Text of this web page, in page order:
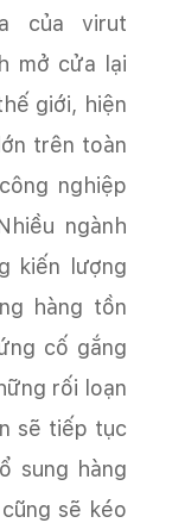
của virut
mở cửa lại
giới, hiện
trên toàn
nghiệp
ngành
kiến lượng
hàng tồn
cố gắng
rối loạn
sẽ tiếp tục
sung hàng
sẽ kéo